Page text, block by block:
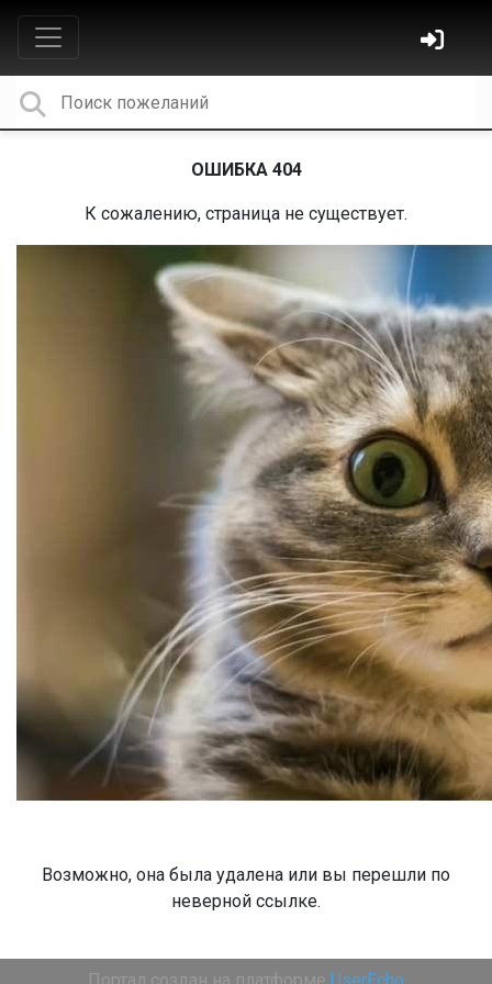
ОШИБКА 404
К сожалению, страница не существует.
Возможно, она была удалена или вы перешли по
неверной ссылке.